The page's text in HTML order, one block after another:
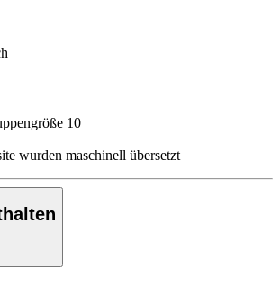
10
wurden maschinell übersetzt